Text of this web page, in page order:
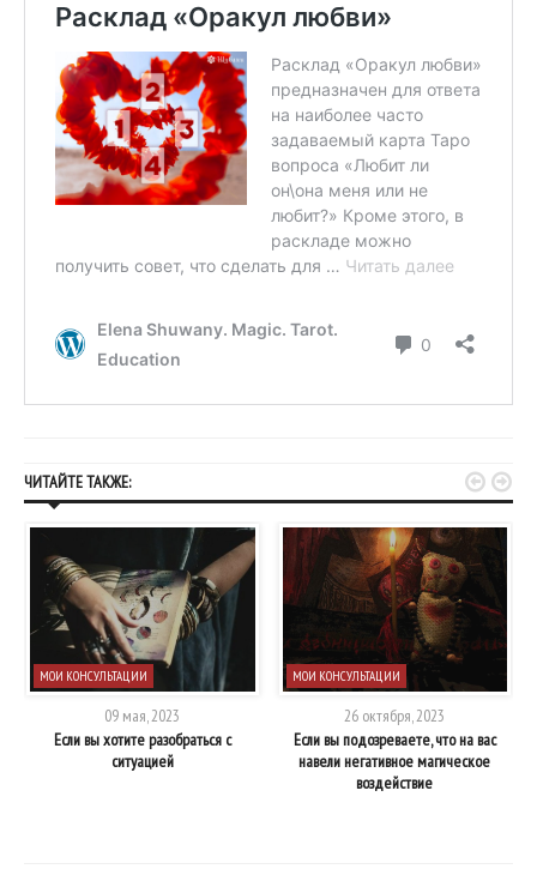
ЧИТАЙТЕ ТАКЖЕ:
МОИ КОНСУЛЬТАЦИИ
09 мая, 2023
Если вы хотите разобраться с
ситуацией
МОИ КОНСУЛЬТАЦИИ
26 октября, 2023
Если вы подозреваете, что на вас
навели негативное магическое
воздействие
 